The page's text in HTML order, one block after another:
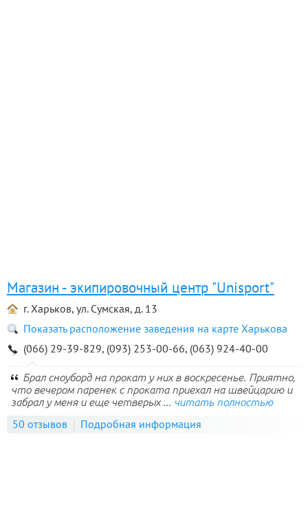
Магазин - экипировочный центр "Unisport"
г. Харьков, ул. Сумская, д. 13
Показать расположение заведения на карте Харькова
(066) 29-39-829, (093) 253-00-66, (063) 924-40-00
Брал сноуборд на прокат у них в воскресенье. Приятно,
что вечером паренек с проката приехал на швейцарию и
забрал у меня и еще четверых ... читать полностью
50 отзывов Подробная информация